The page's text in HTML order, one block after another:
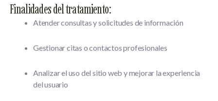
Finalidades del tratamiento:
Atender consultas y solicitudes de información
Gestionar citas o contactos profesionales
Analizar el uso del sitio web y mejorar la experiencia
del usuario